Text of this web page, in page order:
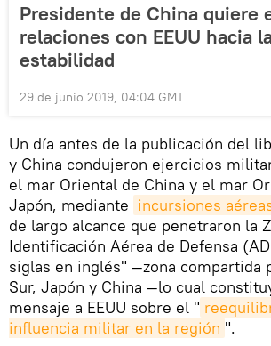
Presidente de China quiere
relaciones con EEUU hacia
estabilidad
29 de junio 2019, 04:04 GMT
Un día antes de la publicación del
y China condujeron ejercicios
el mar Oriental de China y el mar
Japón, mediante incursiones
de largo alcance que penetraron la
Identificación Aérea de Defensa
siglas en inglés" —zona compartida
Sur, Japón y China —lo cual
mensaje a EEUU sobre el "
influencia militar en la región ".